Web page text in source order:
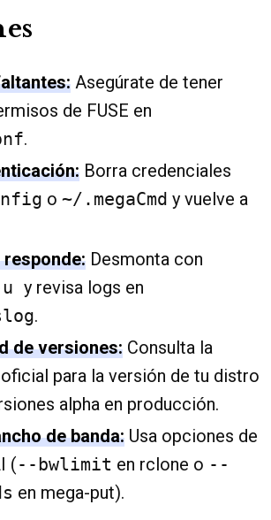
Asegúrate de tener
de FUSE en
.
Borra credenciales
o ~/.megaCmd y vuelve a
Desmonta con
y revisa logs en
.
de versiones: Consulta la
para la versión de tu distro
alpha en producción.
de banda: Usa opciones de
(--bwlimit en rclone o --
en mega-put).